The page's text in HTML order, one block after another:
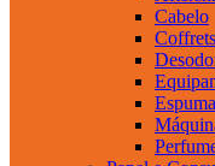
Cabelo